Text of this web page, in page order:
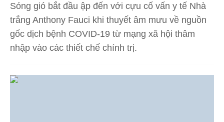
Sóng gió bắt đầu ập đến với cựu cố vấn y tế Nhà
trắng Anthony Fauci khi thuyết âm mưu về nguồn
gốc dịch bệnh COVID-19 từ mạng xã hội thâm
nhập vào các thiết chế chính trị.